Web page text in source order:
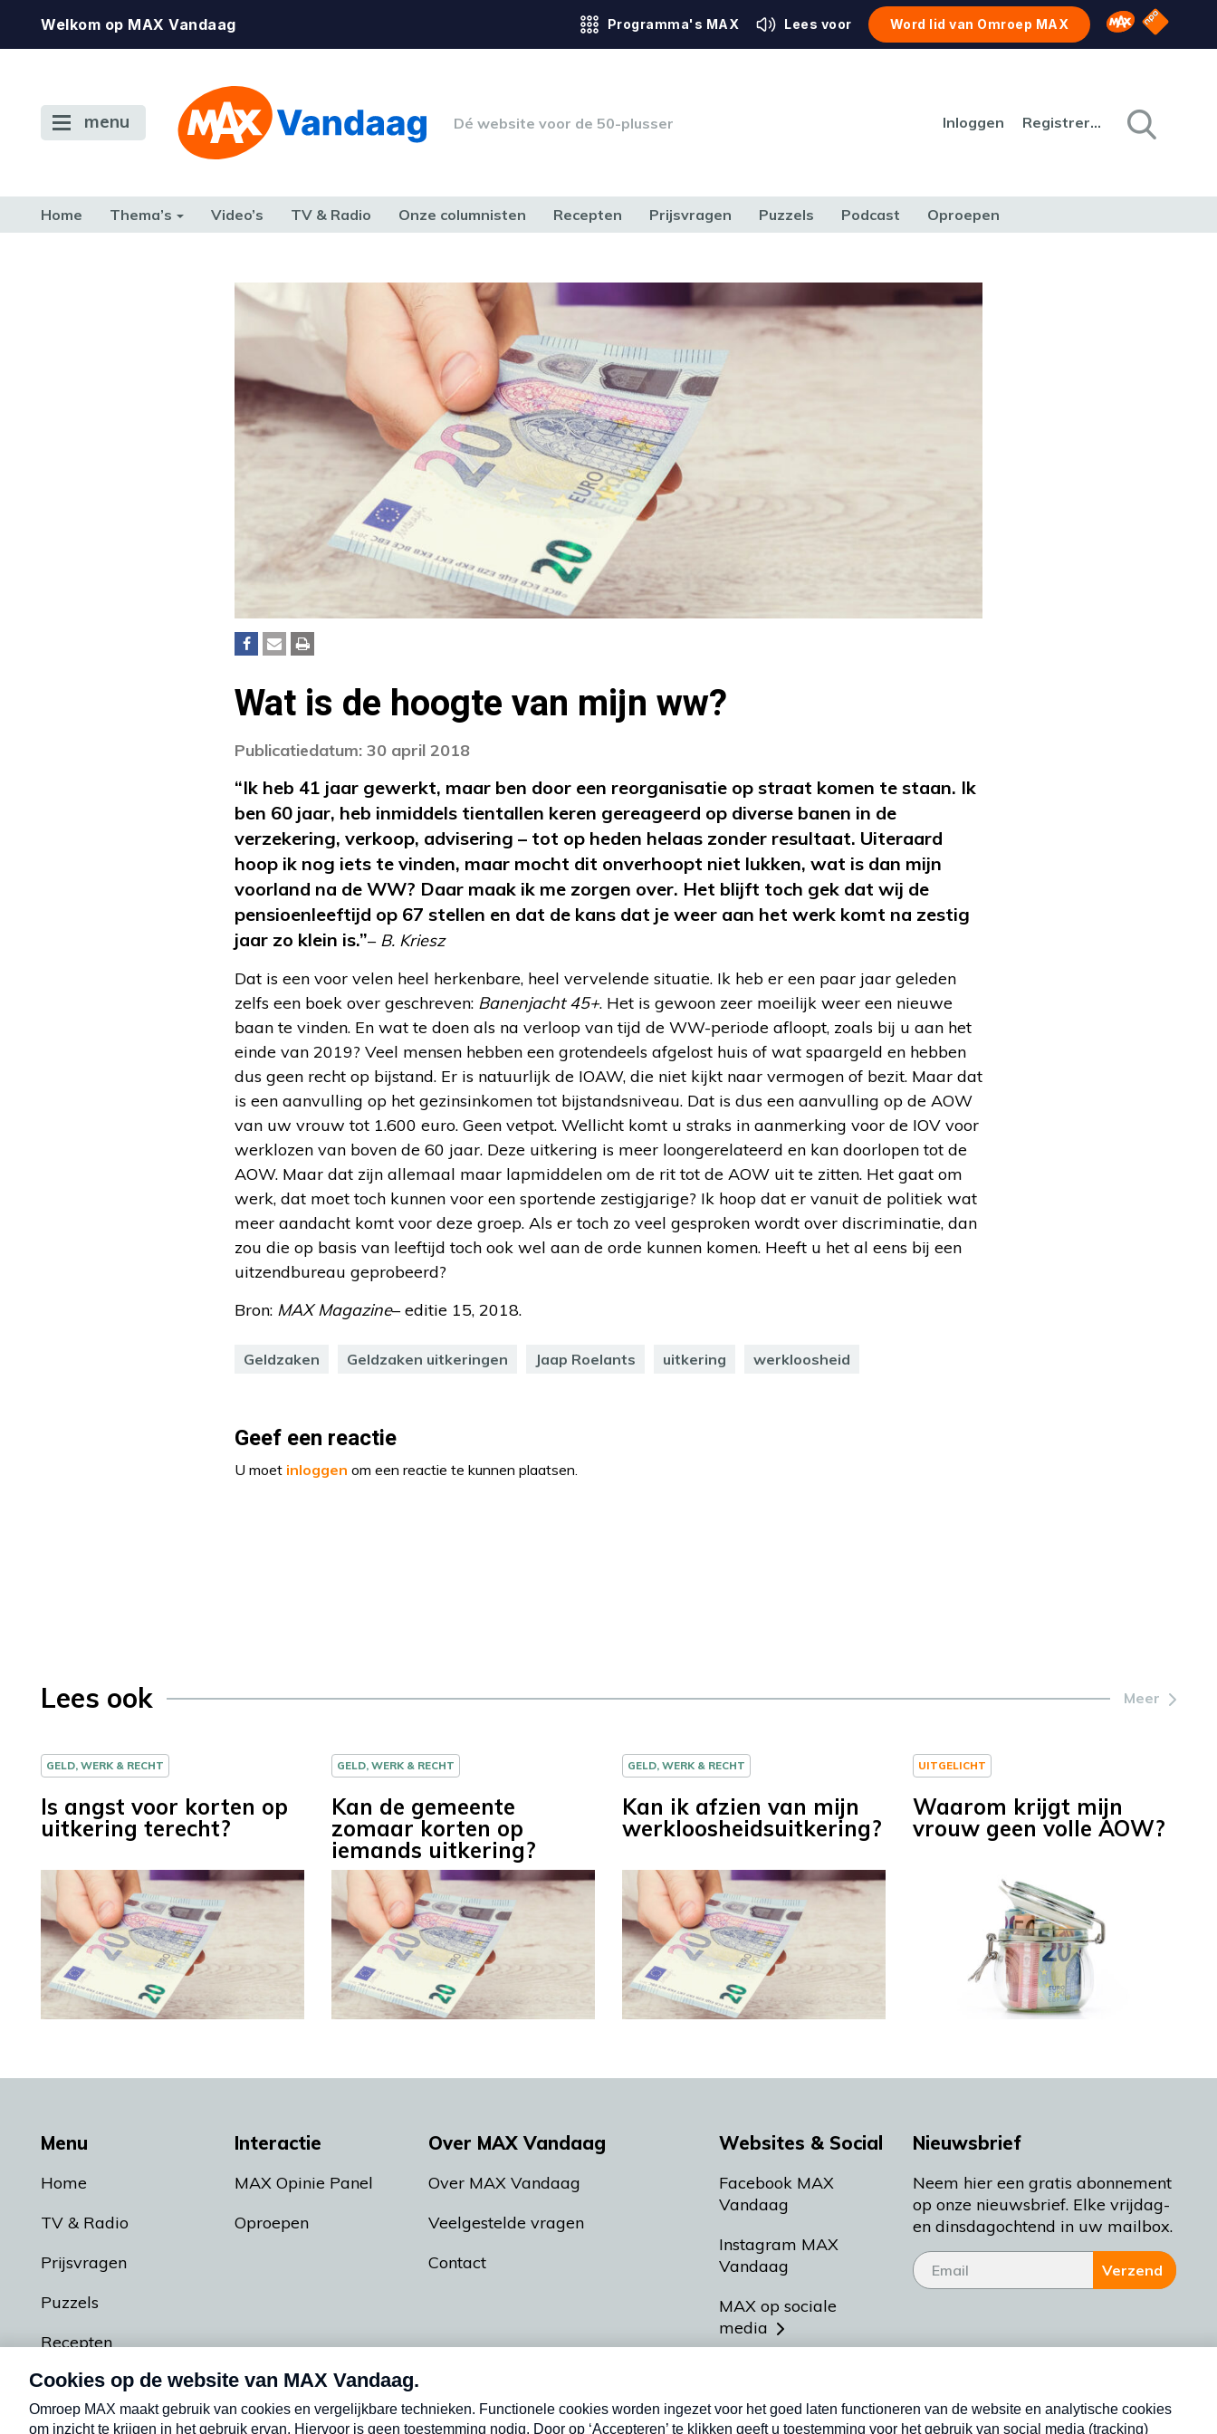
Welkom op MAX Vandaag Programma's MAX Lees voor Word lid van Omroep MAX Omroep MAX
NPO
menu Dé website voor de 50-plusser Inloggen Registreren
Home Thema’s Video’s TV & Radio Onze columnisten Recepten Prijsvragen Puzzels Podcast Oproepen
Wat is de hoogte van mijn ww?
Publicatiedatum: 30 april 2018
“Ik heb 41 jaar gewerkt, maar ben door een reorganisatie op straat komen te staan. Ik
ben 60 jaar, heb inmiddels tientallen keren gereageerd op diverse banen in de
verzekering, verkoop, advisering – tot op heden helaas zonder resultaat. Uiteraard
hoop ik nog iets te vinden, maar mocht dit onverhoopt niet lukken, wat is dan mijn
voorland na de WW? Daar maak ik me zorgen over. Het blijft toch gek dat wij de
pensioenleeftijd op 67 stellen en dat de kans dat je weer aan het werk komt na zestig
jaar zo klein is.”– B. Kriesz
Dat is een voor velen heel herkenbare, heel vervelende situatie. Ik heb er een paar jaar geleden
zelfs een boek over geschreven: Banenjacht 45+. Het is gewoon zeer moeilijk weer een nieuwe
baan te vinden. En wat te doen als na verloop van tijd de WW-periode afloopt, zoals bij u aan het
einde van 2019? Veel mensen hebben een grotendeels afgelost huis of wat spaargeld en hebben
dus geen recht op bijstand. Er is natuurlijk de IOAW, die niet kijkt naar vermogen of bezit. Maar dat
is een aanvulling op het gezinsinkomen tot bijstandsniveau. Dat is dus een aanvulling op de AOW
van uw vrouw tot 1.600 euro. Geen vetpot. Wellicht komt u straks in aanmerking voor de IOV voor
werklozen van boven de 60 jaar. Deze uitkering is meer loongerelateerd en kan doorlopen tot de
AOW. Maar dat zijn allemaal maar lapmiddelen om de rit tot de AOW uit te zitten. Het gaat om
werk, dat moet toch kunnen voor een sportende zestigjarige? Ik hoop dat er vanuit de politiek wat
meer aandacht komt voor deze groep. Als er toch zo veel gesproken wordt over discriminatie, dan
zou die op basis van leeftijd toch ook wel aan de orde kunnen komen. Heeft u het al eens bij een
uitzendbureau geprobeerd?
Bron: MAX Magazine– editie 15, 2018.
Geldzaken Geldzaken uitkeringen Jaap Roelants uitkering werkloosheid
Geef een reactie
U moet inloggen om een reactie te kunnen plaatsen.
Lees ook Meer
GELD, WERK & RECHT
Is angst voor korten op
uitkering terecht?
GELD, WERK & RECHT
Kan de gemeente
zomaar korten op
iemands uitkering?
GELD, WERK & RECHT
Kan ik afzien van mijn
werkloosheidsuitkering?
UITGELICHT
Waarom krijgt mijn
vrouw geen volle AOW?
Menu
Home
TV & Radio
Prijsvragen
Puzzels
Recepten
Podcasts
Interactie
MAX Opinie Panel
Oproepen
Over MAX Vandaag
Over MAX Vandaag
Veelgestelde vragen
Contact
Websites & Social
Facebook MAX
Vandaag
Instagram MAX
Vandaag
MAX op sociale
media
Meldpunt Actueel
Nieuwsbrief
Neem hier een gratis abonnement
op onze nieuwsbrief. Elke vrijdag-
en dinsdagochtend in uw mailbox.
Verzend
Nieuwsbrief